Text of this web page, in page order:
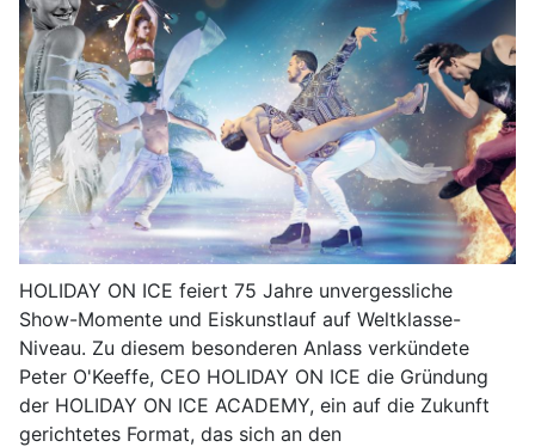
HOLIDAY ON ICE feiert 75 Jahre unvergessliche
Show-Momente und Eiskunstlauf auf Weltklasse-
Niveau. Zu diesem besonderen Anlass verkündete
Peter O'Keeffe, CEO HOLIDAY ON ICE die Gründung
der HOLIDAY ON ICE ACADEMY, ein auf die Zukunft
gerichtetes Format, das sich an den